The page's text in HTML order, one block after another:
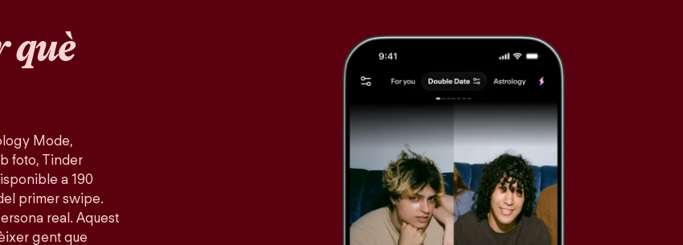
què
Mode,
foto, Tinder
a 190
primer swipe.
real. Aquest
gent que